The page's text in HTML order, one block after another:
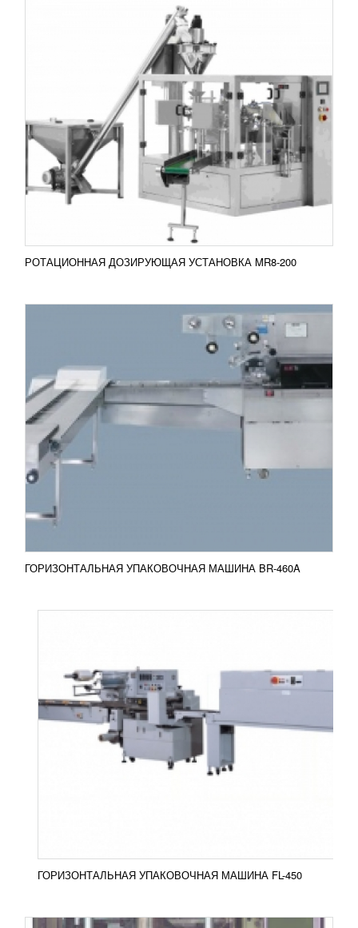
РОТАЦИОННАЯ ДОЗИРУЮЩАЯ УСТАНОВКА MR8-200
ГОРИЗОНТАЛЬНАЯ УПАКОВОЧНАЯ
МАШИНА BR-460A
УЗНАТЬ ЦЕНУ
При производстве кондитерских изделий, в
частности, печенья, очень важно правильно
запаковать продукт. Помимо эстетических целей и
привлечения...
ПОДРОБНЕЕ
Добавить в сравнение
ГОРИЗОНТАЛЬНАЯ УПАКОВОЧНАЯ МАШИНА BR-460A
ГОРИЗОНТАЛЬНАЯ УПАКОВОЧНАЯ
МАШИНА FL-450
УЗНАТЬ ЦЕНУ
Если вы производите продукты питания,
одноразовую посуду, подгузники, салфетки или
другие штучные продукты, то вам необходимо
ГОРИЗОНТАЛЬНАЯ УПАКОВОЧНАЯ МАШИНА FL-450
АВТОМАТ УПАКОВОЧНЫЙ DP-900
1 571 231RUB
Вертикальный высокопроизводительный
упаковочный автомат DP-900 применяют для
формирования пакета, типа «подушка».